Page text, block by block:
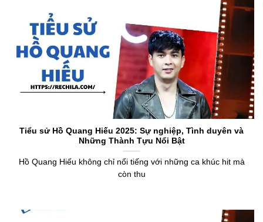
Tiểu sử Hồ Quang Hiếu 2025: Sự nghiệp, Tình duyên và
Những Thành Tựu Nổi Bật
Hồ Quang Hiếu không chỉ nổi tiếng với những ca khúc hit mà
còn thu